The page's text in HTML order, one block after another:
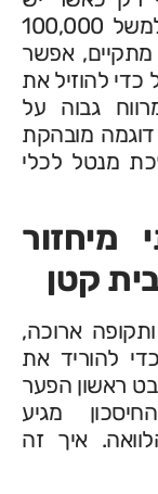
בידינו סכום שנוכל לסלק בעתיד, למשל 100,000
מתקיים, אפשר
כדי להוזיל את
גבוה על
דוגמה מובהקת
מנטל לכלי
קטן
ארוכה,
כדי להוריד את
בלבד. במבט ראשון הפער
מגיע
ההלוואה. איך זה